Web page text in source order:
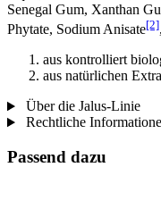
Senegal Gum, Xanthan
Phytate, Sodium Anisate[2]
aus kontrolliert
aus natürlichen
Über die Jalus-Linie
Rechtliche
Passend dazu